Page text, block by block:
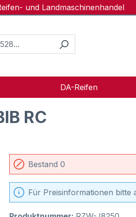
und Landmaschinenhandel
DA-Reifen
RC
Bestand 0
Für Preisinformationen bitte